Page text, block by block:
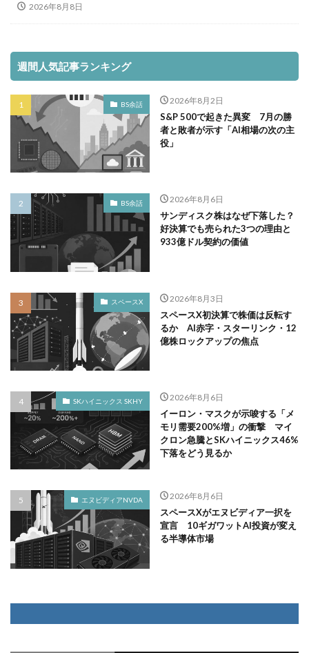
2026年8月8日
週間人気記事ランキング
BS余話 2026年8月2日
S&P 500で起きた異変 7月の勝
者と敗者が示す「AI相場の次の主
役」
BS余話 2026年8月6日
サンディスク株はなぜ下落した？
好決算でも売られた3つの理由と
933億ドル契約の価値
スペースX 2026年8月3日
スペースX初決算で株価は反転す
るか AI赤字・スターリンク・12
億株ロックアップの焦点
SKハイニックス SKHY 2026年8月6日
イーロン・マスクが示唆する「メ
モリ需要200%増」の衝撃 マイ
クロン急騰とSKハイニックス46%
下落をどう見るか
エヌビディアNVDA 2026年8月6日
スペースXがエヌビディア一択を
宣言 10ギガワットAI投資が変え
る半導体市場